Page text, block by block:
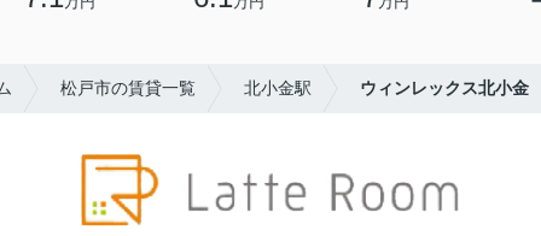
松戸市の賃貸一覧 北小金駅 ウィンレックス北小金